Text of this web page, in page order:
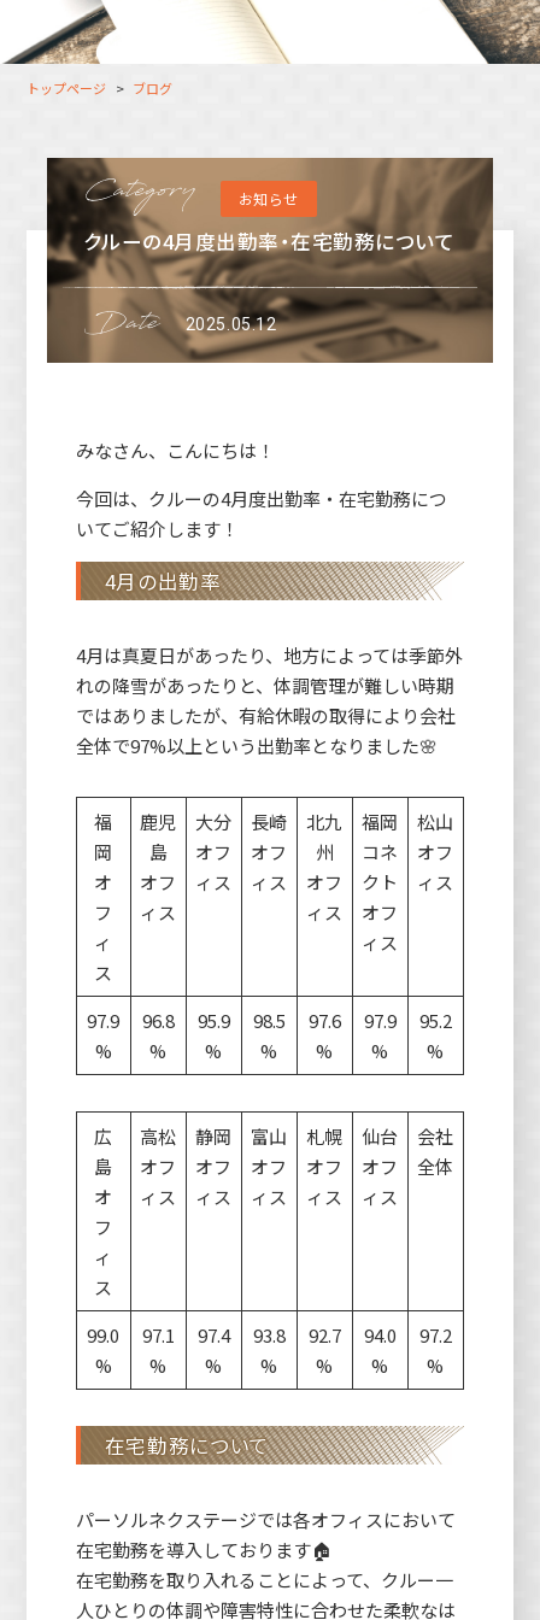
大分オフィス
長崎オフィス
福岡コネクトオフィス
松山オフィス
広島オフィス
高松オフィス
支援スタッフ（タレント） 募集
利用者（クルー）データ
トップページ ブログ
お知らせ
クルーの4月度出勤率・在宅勤務について
2025.05.12
みなさん、こんにちは！
今回は、クルーの4月度出勤率・在宅勤務につ
いてご紹介します！
4月の出勤率
4月は真夏日があったり、地方によっては季節外
れの降雪があったりと、体調管理が難しい時期
ではありましたが、有給休暇の取得により会社
全体で97%以上という出勤率となりました🌸
福
岡
オ
フ
ィ
ス
鹿児
島
オフ
ィス
大分
オフ
ィス
長崎
オフ
ィス
北九
州
オフ
ィス
福岡
コネ
クト
オフ
ィス
松山
オフ
ィス
97.9
%
96.8
%
95.9
%
98.5
%
97.6
%
97.9
%
95.2
%
広
島
オ
フ
ィ
ス
高松
オフ
ィス
静岡
オフ
ィス
富山
オフ
ィス
札幌
オフ
ィス
仙台
オフ
ィス
会社
全体
99.0
%
97.1
%
97.4
%
93.8
%
92.7
%
94.0
%
97.2
%
在宅勤務について
パーソルネクステージでは各オフィスにおいて
在宅勤務を導入しております🏠
在宅勤務を取り入れることによって、クルー一
人ひとりの体調や障害特性に合わせた柔軟なは